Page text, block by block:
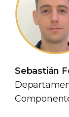
Sebastián